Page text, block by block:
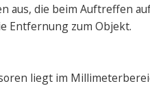
aus, die beim Auftreffen
Entfernung zum Objekt.
liegt im